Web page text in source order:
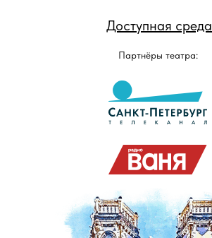
Партнёры театра:
Доступная среда